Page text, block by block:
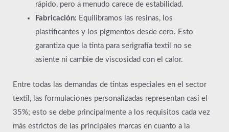
rápido, pero a menudo carece de estabilidad.
Fabricación: Equilibramos las resinas, los
plastificantes y los pigmentos desde cero. Esto
garantiza que la tinta para serigrafía textil no se
asiente ni cambie de viscosidad con el calor.
Entre todas las demandas de tintas especiales en el sector
textil, las formulaciones personalizadas representan casi el
35%; esto se debe principalmente a los requisitos cada vez
más estrictos de las principales marcas en cuanto a la